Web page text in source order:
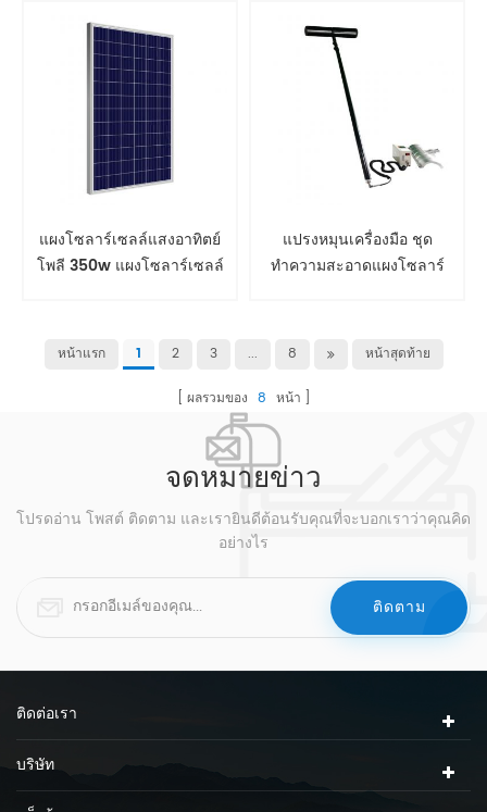
แผงโซลาร์เซลล์แสงอาทิตย์
โพลี 350w แผงโซลาร์เซลล์
แปรงหมุนเครื่องมือ ชุด
ทำความสะอาดแผงโซลาร์
หน้าแรก 1 2 3 ... 8 หน้าสุดท้าย
ผลรวมของ 8 หน้า
จดหมายข่าว
โปรดอ่าน โพสต์ ติดตาม และเรายินดีต้อนรับคุณที่จะบอกเราว่าคุณคิด
อย่างไร
ติดต่อเรา
บริษัท